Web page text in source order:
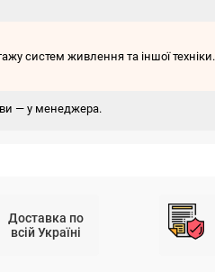
систем живлення та іншої техніки.
— у менеджера.
Доставка по
всій Україні